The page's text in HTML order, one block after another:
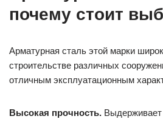
почему стоит
Арматурная сталь этой марки
строительстве различных
отличным эксплуатационным
Высокая прочность. Выдерживает